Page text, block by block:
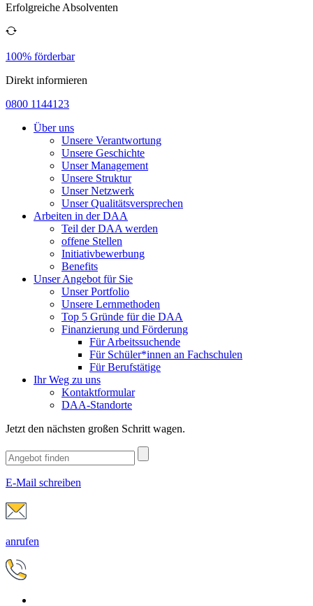
Erfolgreiche Absolventen
100% förderbar
Direkt informieren
0800 1144123
Über uns
Unsere Verantwortung
Unsere Geschichte
Unser Management
Unsere Struktur
Unser Netzwerk
Unser Qualitätsversprechen
Arbeiten in der DAA
Teil der DAA werden
offene Stellen
Initiativbewerbung
Benefits
Unser Angebot für Sie
Unser Portfolio
Unsere Lernmethoden
Top 5 Gründe für die DAA
Finanzierung und Förderung
Für Arbeitssuchende
Für Schüler*innen an Fachschulen
Für Berufstätige
Ihr Weg zu uns
Kontaktformular
DAA-Standorte
Jetzt den nächsten großen Schritt wagen.
E-Mail schreiben
anrufen